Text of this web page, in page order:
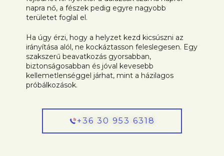
napra nő, a fészek pedig egyre nagyobb
területet foglal el.
Ha úgy érzi, hogy a helyzet kezd kicsúszni az
irányítása alól, ne kockáztasson feleslegesen. Egy
szakszerű beavatkozás gyorsabban,
biztonságosabban és jóval kevesebb
kellemetlenséggel járhat, mint a házilagos
próbálkozások.
+36 30 953 6318